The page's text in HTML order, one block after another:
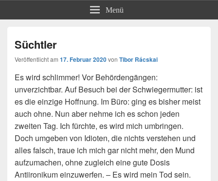
Menü
Süchtler
Veröffentlicht am 17. Februar 2020von Tibor Rácskai
Es wird schlimmer! Vor Behördengängen:
unverzichtbar. Auf Besuch bei der Schwiegermutter: ist
es die einzige Hoffnung. Im Büro: ging es bisher meist
auch ohne. Nun aber nehme ich es schon jeden
zweiten Tag. Ich fürchte, es wird mich umbringen.
Doch umgeben von Idioten, die nichts verstehen und
alles falsch, traue ich mich gar nicht mehr, den Mund
aufzumachen, ohne zugleich eine gute Dosis
Antiironikum einzuwerfen. – Es wird mein Tod sein.